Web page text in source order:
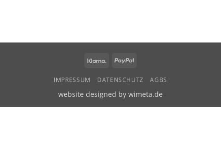
Klarna PayPal
IMPRESSUM DATENSCHUTZ AGBS
website designed by wimeta.de